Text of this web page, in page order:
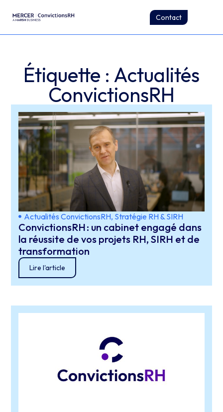
Contact
Étiquette : Actualités
ConvictionsRH
Actualités ConvictionsRH, Stratégie RH & SIRH
ConvictionsRH : un cabinet engagé dans
la réussite de vos projets RH, SIRH et de
transformation
Lire l'article